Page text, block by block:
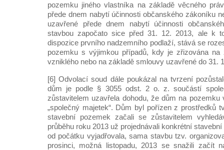
pozemku jiného vlastníka na základě věcného
přede dnem nabytí účinnosti občanského zákoníku
uzavřené přede dnem nabytí účinnosti
stavbou započato sice před 31. 12. 2013, ale k
dispozice prvního nadzemního podlaží, stává se
pozemku s výjimkou případů, kdy je zřizována na
vzniklého nebo na základě smlouvy uzavřené do 31.
[6] Odvolací soud dále poukázal na tvrzení
dům je podle § 3055 odst. 2 o. z. součástí
zůstavitelem uzavřela dohodu, že dům na pozemku
„společný majetek“. Dům byl pořízen z prostředků
stavební pozemek začali se zůstavitelem
průběhu roku 2013 už projednávali konkrétní
od počátku vyjadřovala, sama stavbu tzv.
prosinci, možná listopadu, 2013 se snažili začít